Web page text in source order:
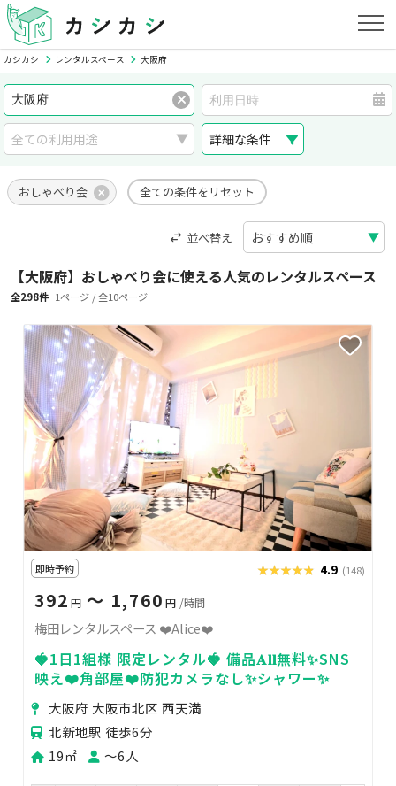
カシカシ レンタルスペース 大阪府
詳細な条件
おしゃべり会 全ての条件をリセット
並べ替え
【大阪府】おしゃべり会に使える人気のレンタルスペース
全298件 1ページ / 全10ページ
即時予約 ★★★★★
★★★★★ 4.9 (148)
392 円 〜 1,760 円 /時間
梅田レンタルスペース ❤️Alice❤️
🍓1日1組様 限定レンタル🍓 備品𝐀𝐥𝐥無料✨SNS
映え❤️角部屋❤️防犯カメラなし✨シャワー✨
大阪府 大阪市北区 西天満
北新地駅 徒歩6分
19㎡
〜6人